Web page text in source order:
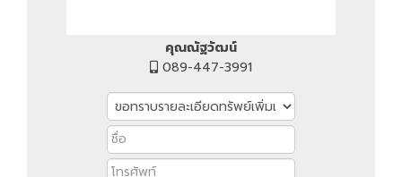
คุณณัฐวัฒน์
089-447-3991